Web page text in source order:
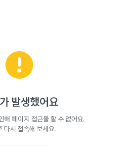
발생했어요
해 페이지 접근을 할 수 없어요.
다시 접속해 보세요.